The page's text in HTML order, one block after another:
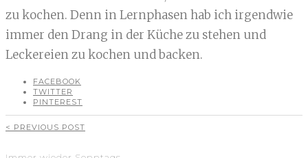
zu kochen. Denn in Lernphasen hab ich irgendwie
immer den Drang in der Küche zu stehen und
Leckereien zu kochen und backen.
FACEBOOK
TWITTER
PINTEREST
< PREVIOUS POST